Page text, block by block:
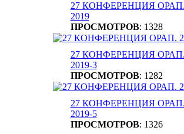
27 КОНФЕРЕНЦИЯ ОРАП.
2019
ПРОСМОТРОВ: 1328
27 КОНФЕРЕНЦИЯ ОРАП.
2019-3
ПРОСМОТРОВ: 1282
27 КОНФЕРЕНЦИЯ ОРАП.
2019-5
ПРОСМОТРОВ: 1326